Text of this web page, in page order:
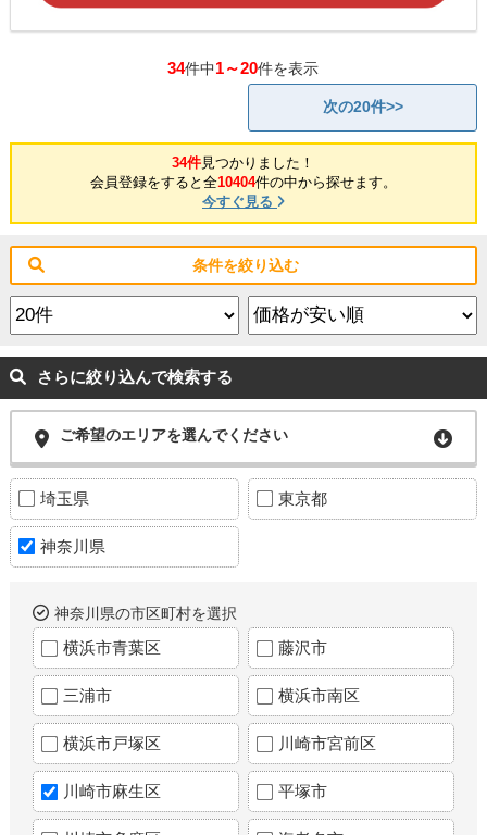
34件中1～20件を表示
次の20件>>
34件見つかりました！
会員登録をすると全10404件の中から探せます。
今すぐ見る
条件を絞り込む
さらに絞り込んで検索する
ご希望のエリアを選んでください
埼玉県 東京都
神奈川県
神奈川県の市区町村を選択
横浜市青葉区 藤沢市
三浦市 横浜市南区
横浜市戸塚区 川崎市宮前区
川崎市麻生区 平塚市